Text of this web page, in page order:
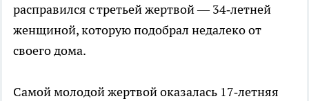
расправился с третьей жертвой — 34‑летней
женщиной, которую подобрал недалеко от
своего дома.
Самой молодой жертвой оказалась 17‑летняя